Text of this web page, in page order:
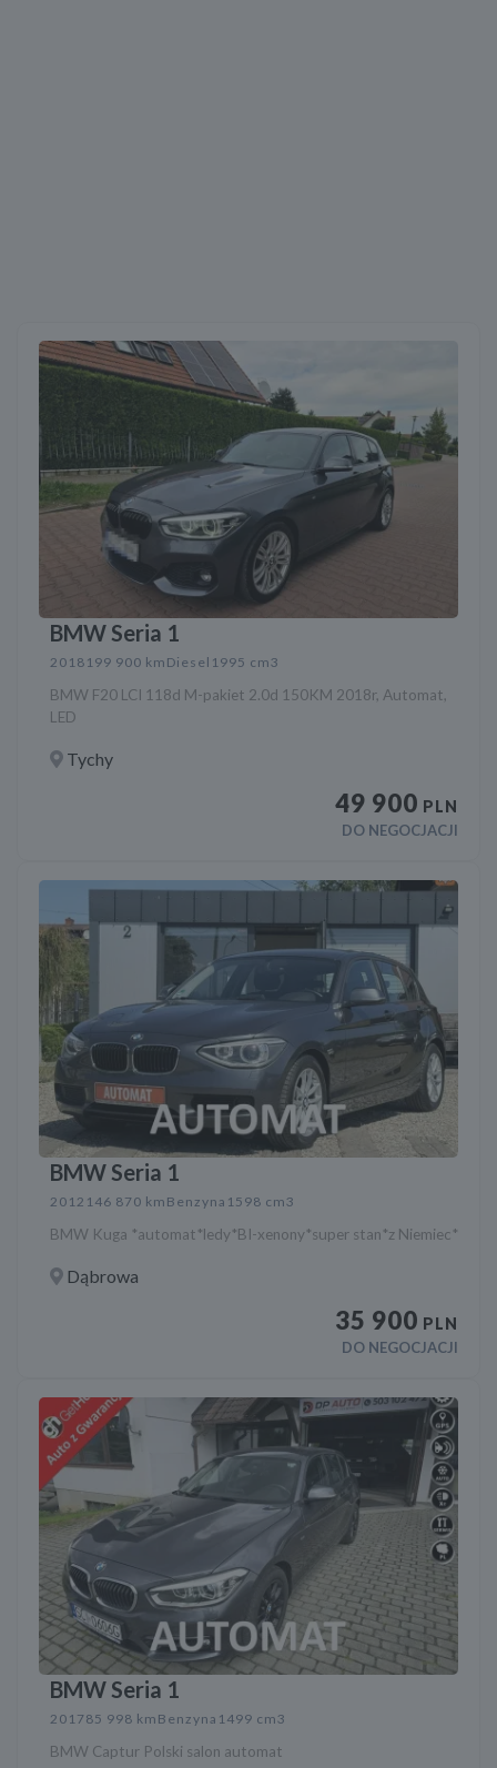
BMW Seria 1
2018 199 900 km Diesel 1995 cm3
BMW F20 LCI 118d M-pakiet 2.0d 150KM 2018r, Automat,
LED
Tychy
49 900 PLN
DO NEGOCJACJI
BMW Seria 1
2012 146 870 km Benzyna 1598 cm3
BMW Kuga *automat*ledy*BI-xenony*super stan*z Niemiec*
Dąbrowa
35 900 PLN
DO NEGOCJACJI
BMW Seria 1
201785 998 km Benzyna 1499 cm3
BMW Captur Polski salon automat